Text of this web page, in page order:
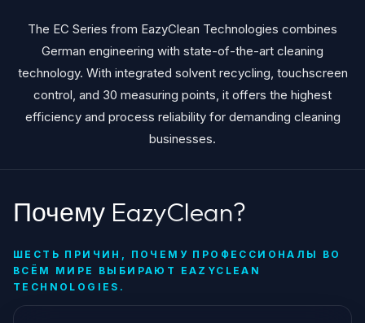
The EC Series from EazyClean Technologies combines
German engineering with state-of-the-art cleaning
technology. With integrated solvent recycling, touchscreen
control, and 30 measuring points, it offers the highest
efficiency and process reliability for demanding cleaning
businesses.
Почему EazyClean?
ШЕСТЬ ПРИЧИН, ПОЧЕМУ ПРОФЕССИОНАЛЫ ВО
ВСЁМ МИРЕ ВЫБИРАЮТ EAZYCLEAN
TECHNOLOGIES.